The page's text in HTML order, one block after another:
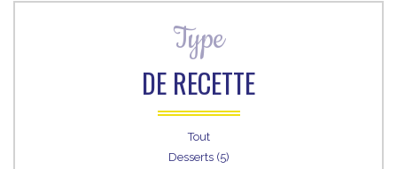
Type
DE RECETTE
Tout
Desserts (5)